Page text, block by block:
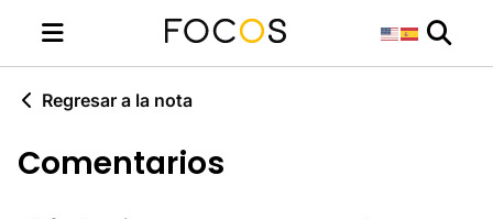
Regresar a la nota
Comentarios